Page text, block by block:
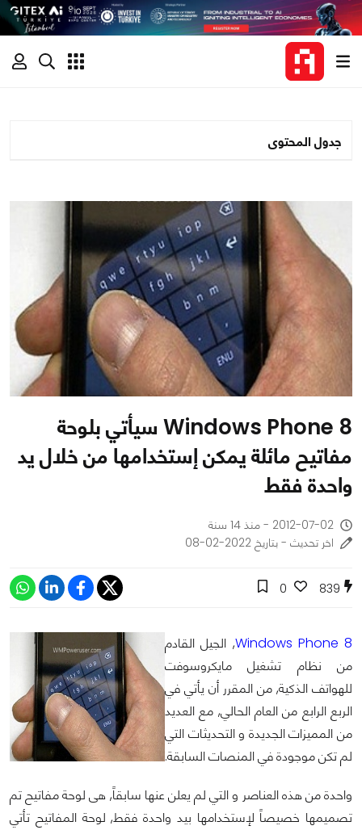
جدول المحتوى
Windows Phone 8 سيأتي بلوحة
مفاتيح مائلة يمكن إستخدامها من خلال يد
واحدة فقط
2012-07-02 - منذ 14 سنة
اخر تحديث - بتاريخ 2022-02-08
839
0
Windows Phone 8, الجيل القادم
من نظام تشغيل مايكروسوفت
للهواتف الذكية, من المقرر أن يأتي في
الربع الرابع من العام الحالي, مع العديد
من المميزات الجديدة و التحديثات التي
لم تكن موجودة في المنصات السابقة.
واحدة من هذه العناصر و التي لم يعلن عنها سابقاً, هى لوحة مفاتيح تم
تصميمها خصيصاً لإستخدامها بيد واحدة فقط, لوحة المفاتيح تأتي